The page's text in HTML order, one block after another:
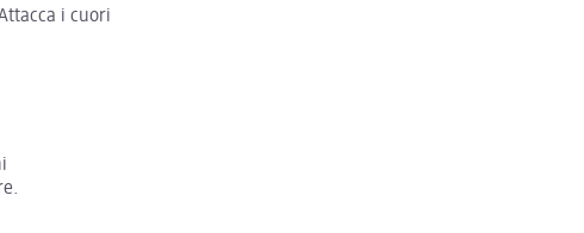
i cuori